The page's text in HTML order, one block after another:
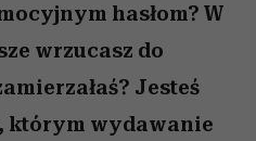
hasłom? W
wrzucasz do
Jesteś
którym wydawanie